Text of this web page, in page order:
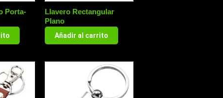
Porta-
Llavero Rectangular
Plano
Añadir al carrito